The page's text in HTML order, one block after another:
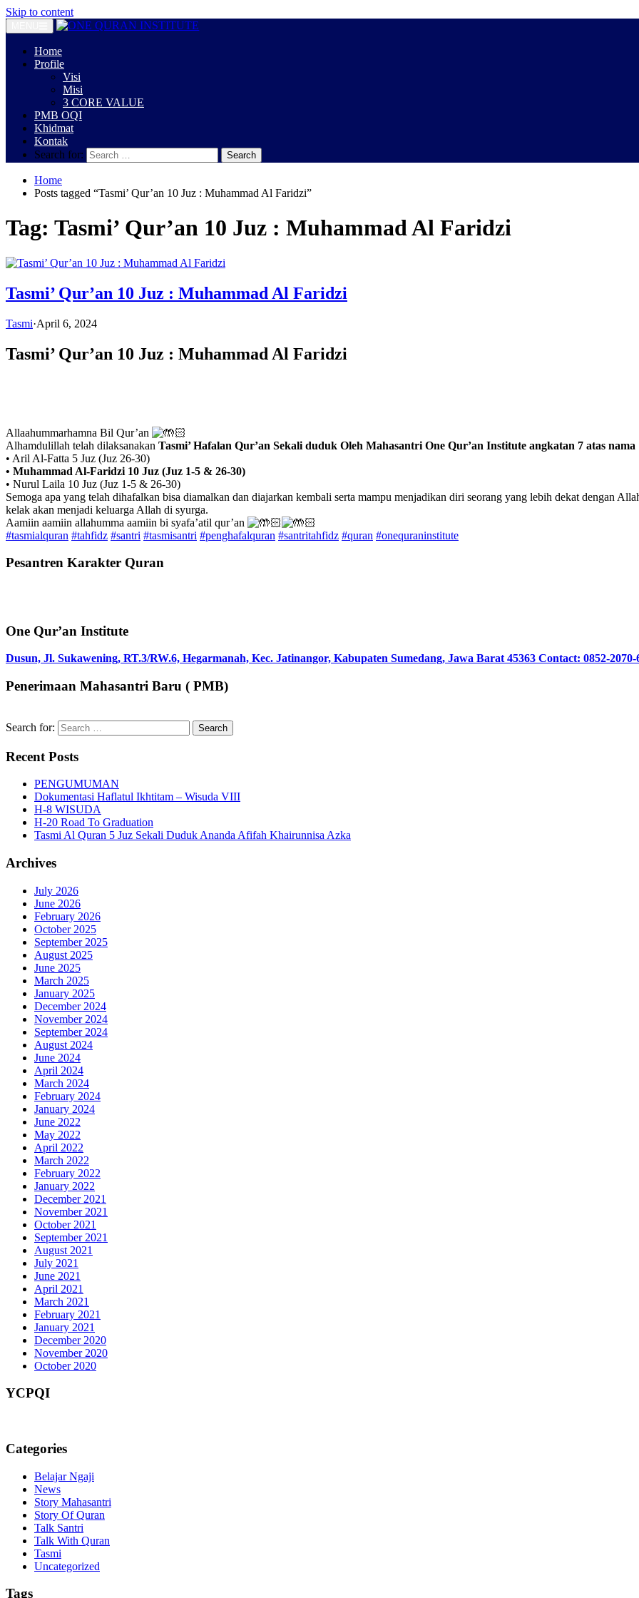
Skip to content
Home
Profile
Visi
Misi
3 CORE VALUE
PMB OQI
Khidmat
Kontak
Search for:
Home
Posts tagged “Tasmi’ Qur’an 10 Juz : Muhammad Al Faridzi”
Tag: Tasmi’ Qur’an 10 Juz : Muhammad Al Faridzi
Tasmi’ Qur’an 10 Juz : Muhammad Al Faridzi
Tasmi·April 6, 2024
Tasmi’ Qur’an 10 Juz : Muhammad Al Faridzi
Allaahummarhamna Bil Qur’an
Alhamdulillah telah dilaksanakan Tasmi’ Hafalan Qur’an Sekali duduk Oleh Mahasantri One Qur’an Institute angkatan 7 atas nama
• Aril Al-Fatta 5 Juz (Juz 26-30)
• Muhammad Al-Faridzi 10 Juz (Juz 1-5 & 26-30)
• Nurul Laila 10 Juz (Juz 1-5 & 26-30)
Semoga apa yang telah dihafalkan bisa diamalkan dan diajarkan kembali serta mampu menjadikan diri seorang yang lebih dekat dengan
kelak akan menjadi keluarga Allah di syurga.
Aamiin aamiin allahumma aamiin bi syafa’atil qur’an
#tasmialquran #tahfidz #santri #tasmisantri #penghafalquran #santritahfidz #quran #onequraninstitute
Pesantren Karakter Quran
One Qur’an Institute
Dusun, Jl. Sukawening, RT.3/RW.6, Hegarmanah, Kec. Jatinangor, Kabupaten Sumedang, Jawa Barat 45363 Contact: 0852-2070-
Penerimaan Mahasantri Baru ( PMB)
Search for:
Recent Posts
PENGUMUMAN
Dokumentasi Haflatul Ikhtitam – Wisuda VIII
H-8 WISUDA
H-20 Road To Graduation
Tasmi Al Quran 5 Juz Sekali Duduk Ananda Afifah Khairunnisa Azka
Archives
July 2026
June 2026
February 2026
October 2025
September 2025
August 2025
June 2025
March 2025
January 2025
December 2024
November 2024
September 2024
August 2024
June 2024
April 2024
March 2024
February 2024
January 2024
June 2022
May 2022
April 2022
March 2022
February 2022
January 2022
December 2021
November 2021
October 2021
September 2021
August 2021
July 2021
June 2021
April 2021
March 2021
February 2021
January 2021
December 2020
November 2020
October 2020
YCPQI
Categories
Belajar Ngaji
News
Story Mahasantri
Story Of Quran
Talk Santri
Talk With Quran
Tasmi
Uncategorized
Tags